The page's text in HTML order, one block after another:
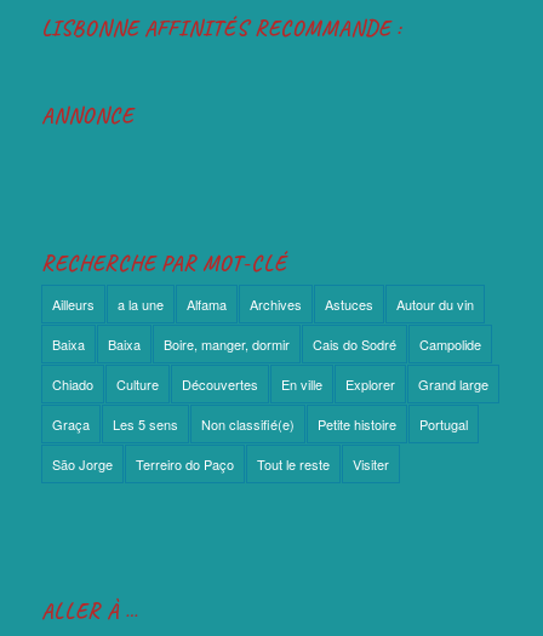
LISBONNE AFFINITÉS RECOMMANDE :
ANNONCE
RECHERCHE PAR MOT-CLÉ
Ailleurs a la une Alfama Archives Astuces Autour du vin
Baixa Baixa Boire, manger, dormir Cais do Sodré Campolide
Chiado Culture Découvertes En ville Explorer Grand large
Graça Les 5 sens Non classifié(e) Petite histoire Portugal
São Jorge Terreiro do Paço Tout le reste Visiter
ALLER À …